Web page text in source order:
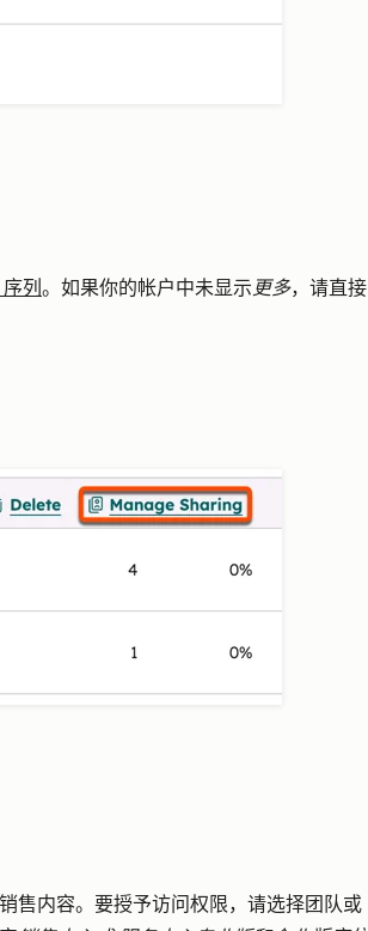
序列 。如果你的帐户中未显示 更多，请直接
售内容。要授予访问权限，请选择团队或